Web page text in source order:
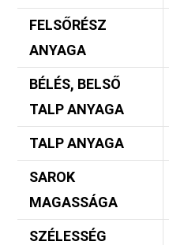
FELSŐRÉSZ
ANYAGA
BÉLÉS, BELSŐ
TALP ANYAGA
TALP ANYAGA
SAROK
MAGASSÁGA
SZÉLESSÉG